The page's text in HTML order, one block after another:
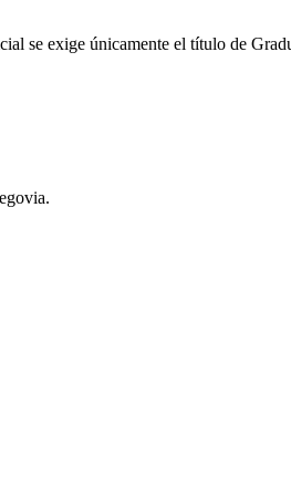
se exige únicamente el título de
.